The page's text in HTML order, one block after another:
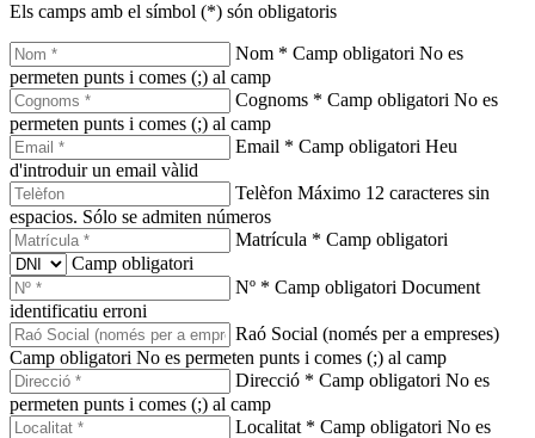
Els camps amb el símbol (*) són obligatoris
Nom * Camp obligatori No es
permeten punts i comes (;) al camp
Cognoms * Camp obligatori No es
permeten punts i comes (;) al camp
Email * Camp obligatori Heu
d'introduir un email vàlid
Telèfon Máximo 12 caracteres sin
espacios. Sólo se admiten números
Matrícula * Camp obligatori
Camp obligatori
Nº * Camp obligatori Document
identificatiu erroni
Raó Social (només per a empreses)
Camp obligatori No es permeten punts i comes (;) al camp
Direcció * Camp obligatori No es
permeten punts i comes (;) al camp
Localitat * Camp obligatori No es